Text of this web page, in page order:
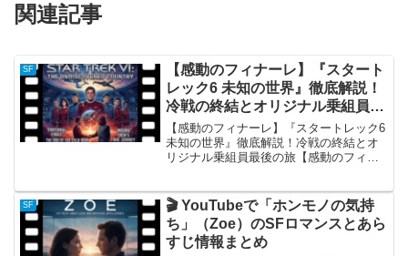
関連記事
SF
【感動のフィナーレ】『スタート
レック6 未知の世界』徹底解説！
冷戦の終結とオリジナル乗組員最
後の旅
【感動のフィナーレ】『スタートレック6
未知の世界』徹底解説！冷戦の終結とオ
リジナル乗組員最後の旅【感動のフィナ
員最後の旅『スタートレック6 未知の世
界』の概要199...
SF
🎬 YouTubeで「ホンモノの気持
ち」（Zoe）のSFロマンスとあら
すじ情報まとめ